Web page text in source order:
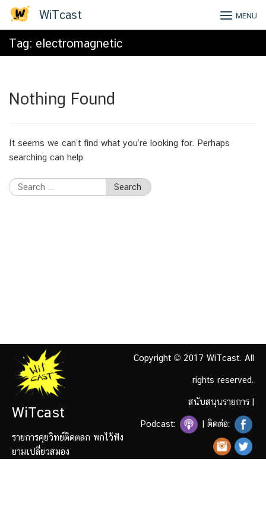
Skip
WiTcast MENU
Tag: electromagnetic
Nothing Found
It seems we can’t find what you’re looking for. Perhaps
searching can help.
Search
for:
WiTcast
รายการคุยวิทย์ติดตลก พกไว้ฟัง
ยามเปลี่ยวสมอง
Copyright © 2017 WiTcast. All
rights reserved.
สนับสนุนรายการ |
Podcast: | ติดต่อ: